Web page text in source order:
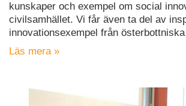
kunskaper och exempel om social
civilsamhället. Vi får även ta del av
innovationsexempel från
Läs mera »